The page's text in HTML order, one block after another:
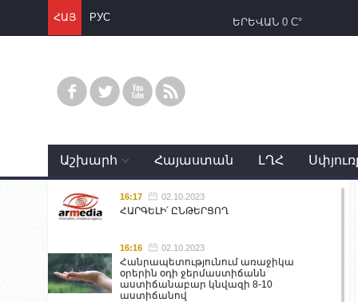
ՀԱՅ РУС ԵՐԵՎԱՆ 0 C°
Աշխարհ Հայաստան ԼՂՀ
16:17 02.10.2023
ՀԱՐԳԵԼԻ՛ ԸՆԹԵՐՑՈՂ
16:16 02.10.2023
Հանրապետությունում առաջիկա
օրերին օդի ջերմաստիճանն
աստիճանաբար կնվազի 8-10
աստիճանով